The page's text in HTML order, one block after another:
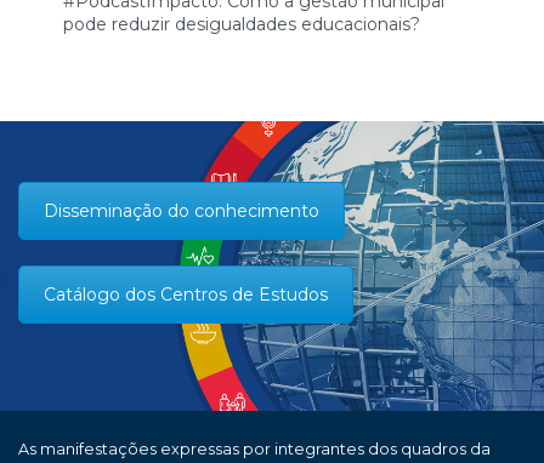
pode reduzir desigualdades educacionais?
Disseminação do conhecimento
Catálogo dos Centros de Estudos
As manifestações expressas por integrantes dos quadros da